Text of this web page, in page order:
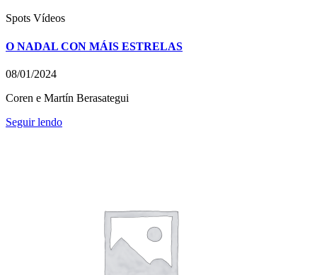
Spots Vídeos
O NADAL CON MÁIS ESTRELAS
08/01/2024
Coren e Martín Berasategui
Seguir lendo